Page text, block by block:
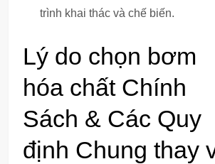
trình khai thác và chế biến.
Lý do chọn bơm
hóa chất Chính
Sách & Các Quy
định Chung thay